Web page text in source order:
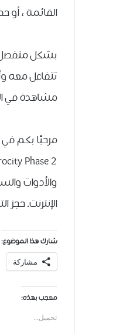
القائمة ، أو
تتفاعل معه
مشاهدة في
والأدوات
الإنترنت. حجز
شارك هذا الموضوع:
مشاركة
معجب بهذه:
تحميل...